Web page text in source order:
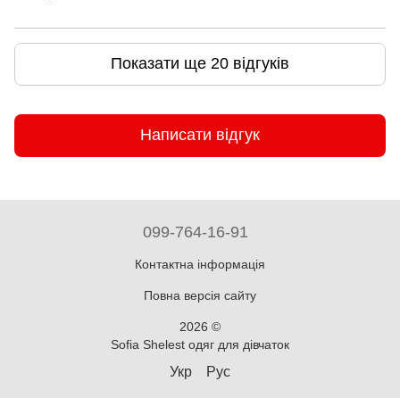
Показати ще 20 відгуків
Написати відгук
099-764-16-91
Контактна інформація
Повна версія сайту
2026 ©
Sofia Shelest одяг для дівчаток
Укр Рус